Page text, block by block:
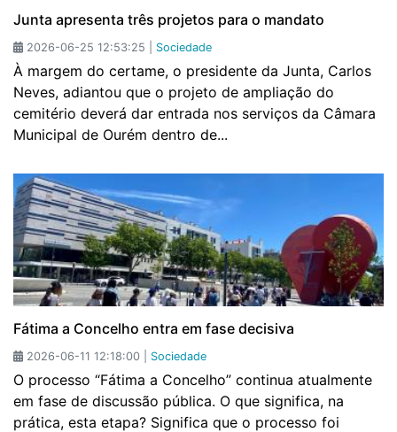
Junta apresenta três projetos para o mandato
2026-06-25 12:53:25 | Sociedade
À margem do certame, o presidente da Junta, Carlos
Neves, adiantou que o projeto de ampliação do
cemitério deverá dar entrada nos serviços da Câmara
Municipal de Ourém dentro de...
Fátima a Concelho entra em fase decisiva
2026-06-11 12:18:00 | Sociedade
O processo “Fátima a Concelho” continua atualmente
em fase de discussão pública. O que significa, na
prática, esta etapa? Significa que o processo foi